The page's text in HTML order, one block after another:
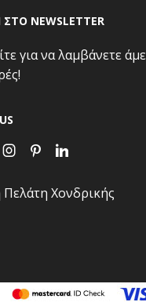
NEWSLETTER
για να λαμβάνετε
Instagram
PinterestLinkedin
Χονδρικής